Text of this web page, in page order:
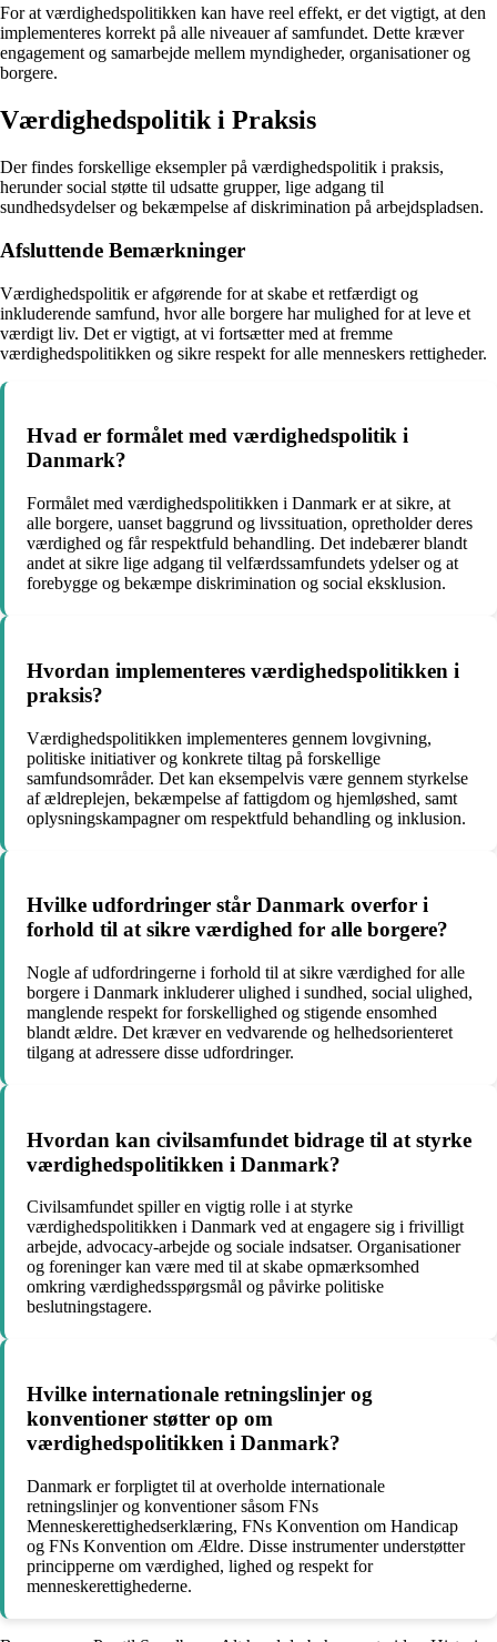
For at værdighedspolitikken kan have reel effekt, er det vigtigt, at den
implementeres korrekt på alle niveauer af samfundet. Dette kræver
engagement og samarbejde mellem myndigheder, organisationer og
borgere.
Værdighedspolitik i Praksis
Der findes forskellige eksempler på værdighedspolitik i praksis,
herunder social støtte til udsatte grupper, lige adgang til
sundhedsydelser og bekæmpelse af diskrimination på arbejdspladsen.
Afsluttende Bemærkninger
Værdighedspolitik er afgørende for at skabe et retfærdigt og
inkluderende samfund, hvor alle borgere har mulighed for at leve et
værdigt liv. Det er vigtigt, at vi fortsætter med at fremme
værdighedspolitikken og sikre respekt for alle menneskers rettigheder.
Hvad er formålet med værdighedspolitik i
Danmark?
Formålet med værdighedspolitikken i Danmark er at sikre, at
alle borgere, uanset baggrund og livssituation, opretholder deres
værdighed og får respektfuld behandling. Det indebærer blandt
andet at sikre lige adgang til velfærdssamfundets ydelser og at
forebygge og bekæmpe diskrimination og social eksklusion.
Hvordan implementeres værdighedspolitikken i
praksis?
Værdighedspolitikken implementeres gennem lovgivning,
politiske initiativer og konkrete tiltag på forskellige
samfundsområder. Det kan eksempelvis være gennem styrkelse
af ældreplejen, bekæmpelse af fattigdom og hjemløshed, samt
oplysningskampagner om respektfuld behandling og inklusion.
Hvilke udfordringer står Danmark overfor i
forhold til at sikre værdighed for alle borgere?
Nogle af udfordringerne i forhold til at sikre værdighed for alle
borgere i Danmark inkluderer ulighed i sundhed, social ulighed,
manglende respekt for forskellighed og stigende ensomhed
blandt ældre. Det kræver en vedvarende og helhedsorienteret
tilgang at adressere disse udfordringer.
Hvordan kan civilsamfundet bidrage til at styrke
værdighedspolitikken i Danmark?
Civilsamfundet spiller en vigtig rolle i at styrke
værdighedspolitikken i Danmark ved at engagere sig i frivilligt
arbejde, advocacy-arbejde og sociale indsatser. Organisationer
og foreninger kan være med til at skabe opmærksomhed
omkring værdighedsspørgsmål og påvirke politiske
beslutningstagere.
Hvilke internationale retningslinjer og
konventioner støtter op om
værdighedspolitikken i Danmark?
Danmark er forpligtet til at overholde internationale
retningslinjer og konventioner såsom FNs
Menneskerettighedserklæring, FNs Konvention om Handicap
og FNs Konvention om Ældre. Disse instrumenter understøtter
principperne om værdighed, lighed og respekt for
menneskerettighederne.